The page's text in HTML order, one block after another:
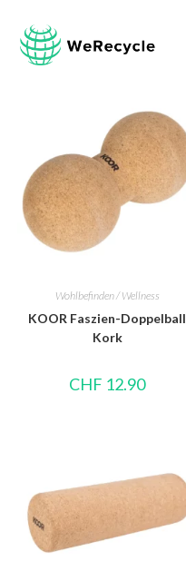
Wohlbefinden / Wellness
KOOR Faszien-Doppelball
Kork
CHF 12.90